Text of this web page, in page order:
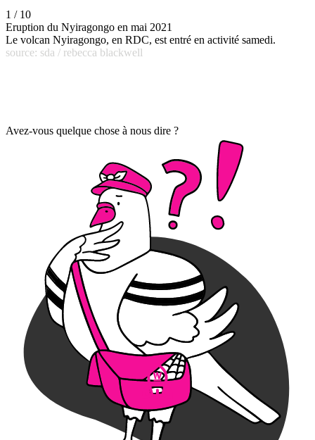
1 / 10
Eruption du Nyiragongo en mai 2021
Le volcan Nyiragongo, en RDC, est entré en activité samedi.
source: sda / rebecca blackwell
Avez-vous quelque chose à nous dire ?